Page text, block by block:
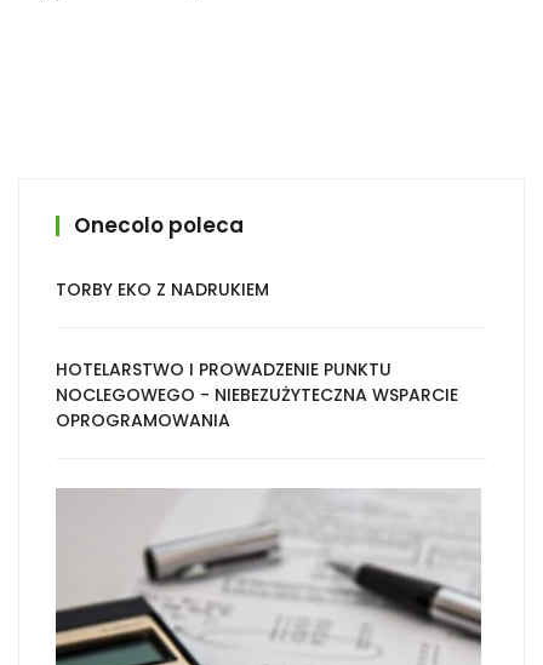
Onecolo poleca
TORBY EKO Z NADRUKIEM
HOTELARSTWO I PROWADZENIE PUNKTU
NOCLEGOWEGO - NIEBEZUŻYTECZNA WSPARCIE
OPROGRAMOWANIA